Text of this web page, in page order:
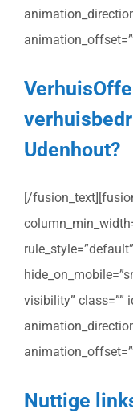
Udenhout?
[/
visibility” class=””
Nuttige